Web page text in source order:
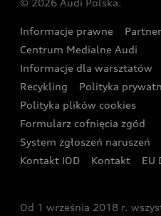
Wyszukaj najbliższego
Oferta dla przedsiębiorców
Oferta dla klientów
Kalkulator rat
Ubezpieczenie
Audi exclusive
Zasięg
Gwarancja
Akcje serwisowe Audi
Katalog online akcesoriów
Audi i Muzeum Sztuki
Audi driving experience
Audi quattro Cup
Audi i Puchar Świata w
Zakopanem
© 2026 Audi Polska.
Informacje prawne
Centrum Medialne Audi
Informacje dla warsztatów
Recykling
Polityka
Polityka plików cookies
Formularz cofnięcia zgód
System zgłoszeń naruszeń
Kontakt IOD
Kontakt EU
Od 1 września 2018 r.